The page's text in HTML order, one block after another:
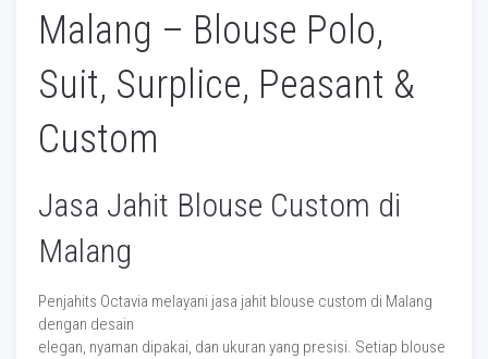
Malang – Blouse Polo,
Suit, Surplice, Peasant &
Custom
Jasa Jahit Blouse Custom di
Malang
Penjahits Octavia melayani jasa jahit blouse custom di Malang
dengan desain
elegan, nyaman dipakai, dan ukuran yang presisi. Setiap blouse